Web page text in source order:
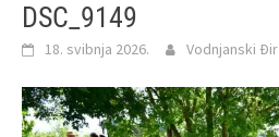
DSC_9149
18. svibnja 2026. Vodnjanski Đir